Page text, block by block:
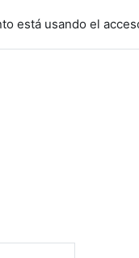
está usando el